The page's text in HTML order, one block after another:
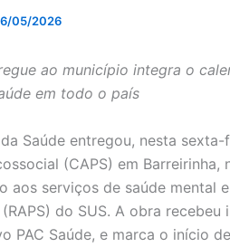
05/2026
ao município integra o
em todo o país
Saúde entregou, nesta
(CAPS) em
aos serviços de saúde mental
do SUS. A obra
PAC Saúde, e marca o início